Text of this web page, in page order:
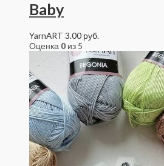
Baby
YarnART 3.00 руб.
Оценка 0 из 5